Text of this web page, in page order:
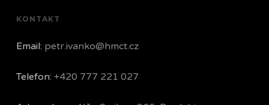
KONTAKT
Email: petr.ivanko@hmct.cz
Telefon: +420 777 221 027